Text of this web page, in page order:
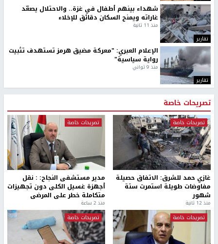
تقارير
شهداء بينهم أطفال في غزة.. والاحتلال يصعّد
غاراته ويمنح السكان دقائق للإخلاء
منذ 11 ثانية
تقارير
الإعلام العبري: "معركة مضيق هرمز تستهدف تثبيت
رواية سياسية"
منذ 9 ثواني
تصريحات خاصة
تصريحات خاصة
غازي حمد للشرق: الاتفاق حصيلة
مفاوضات طويلة استمرت ستة
شهور
منذ 12 ثانية
تصريحات خاصة
مدير مستشفى النجاح: : نقل
أجهزة غسيل الكلى دون تجهيزات
متكاملة خطر على المرضى
منذ 2 ساعة
تصريحات خاصة
تصريحات خاصة